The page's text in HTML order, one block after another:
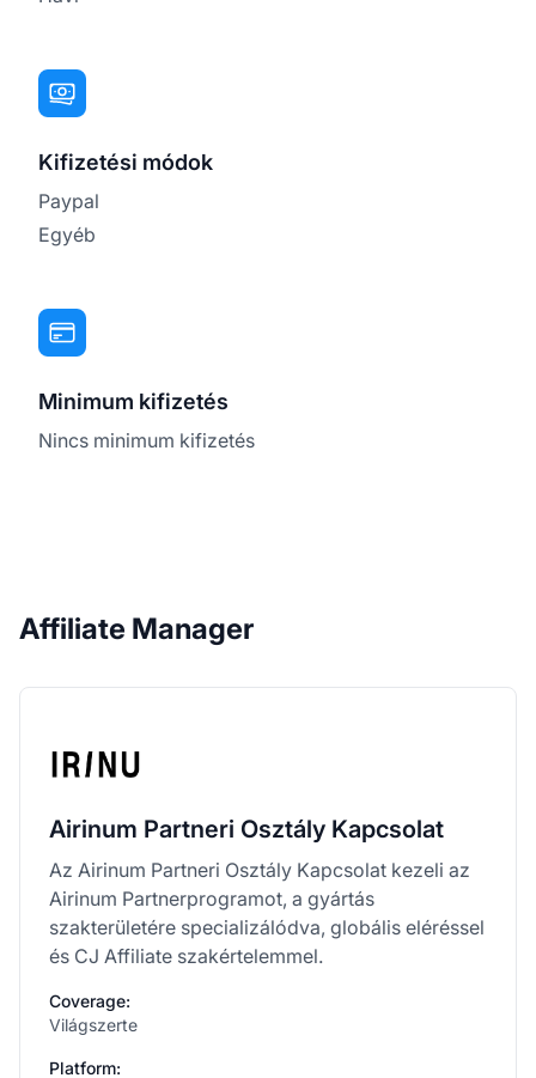
Kifizetési módok
Paypal
Egyéb
Minimum kifizetés
Nincs minimum kifizetés
Affiliate Manager
Airinum Partneri Osztály Kapcsolat
Az Airinum Partneri Osztály Kapcsolat kezeli az
Airinum Partnerprogramot, a gyártás
szakterületére specializálódva, globális eléréssel
és CJ Affiliate szakértelemmel.
Coverage:
Világszerte
Platform: